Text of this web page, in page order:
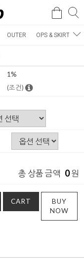
검
OUTER OPS & SKIRT
1%
(조건)
총 상품 금액 0원
CART
BUY
NOW